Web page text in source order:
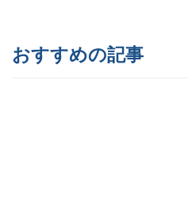
おすすめの記事